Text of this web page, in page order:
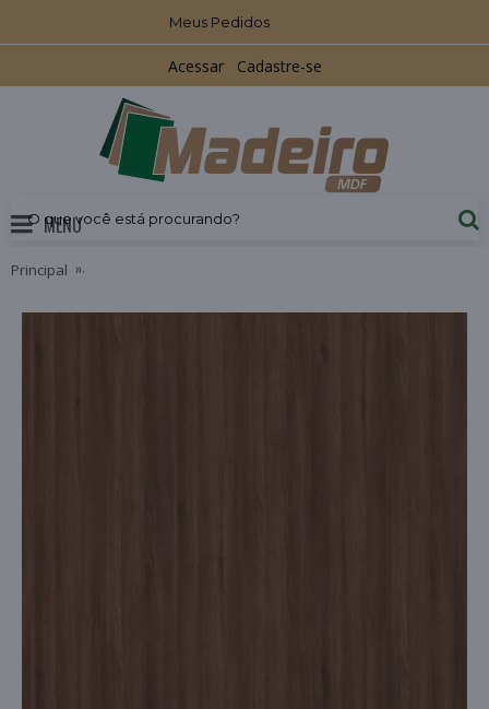
Meus Pedidos
Acessar Cadastre-se
MENU
Principal